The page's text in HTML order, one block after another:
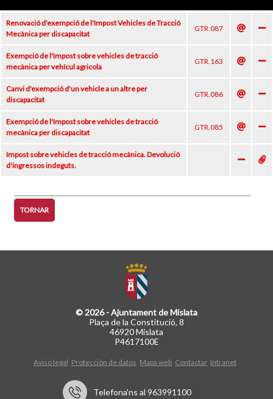
Renovació d'exempció de l'Impost Vehicles de Tracció
Mecànica per discapacitat
GTR.087
Exempció de l'Impost sobre vehicles de tracció
mecànica per vehícul agricola
GTR.163
Canvi d'exempció d'un vehicle a un altre per
discapacitat
GTR.086
Exempció de l'Impost sobre vehicles de tracció
mecànica per discapacitat
GTR.085
Impost sobre vehicles de tracció mecànica. Devolució
d'ingressos indeguts.
TORNAR
© 2026 - Ajuntament de Mislata
Plaça de la Constitució, 8
46920 Mislata
P4617100E
Aviso legal Protección de datos Mapa web Contactar Intranet
Telefona'ns al 963991100